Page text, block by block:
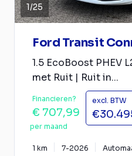
1/25
Ford Transit
1.5 EcoBoost PHEV
met Ruit | Ruit in...
Financieren?
€ 707,99
per maand
excl. BTW
1 km 7-2026